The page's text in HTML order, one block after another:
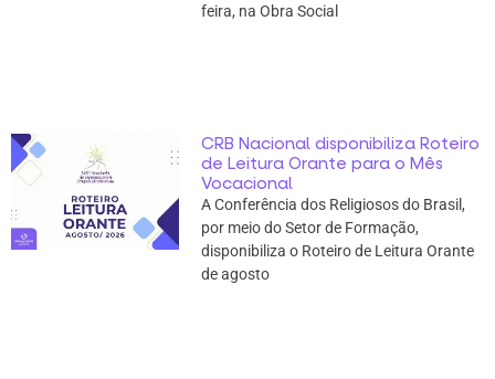
feira, na Obra Social
CRB Nacional disponibiliza Roteiro
de Leitura Orante para o Mês
Vocacional
A Conferência dos Religiosos do Brasil,
por meio do Setor de Formação,
disponibiliza o Roteiro de Leitura Orante
de agosto